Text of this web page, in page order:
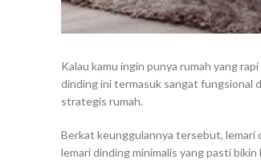
Kalau kamu ingin punya rumah yang
dinding ini termasuk sangat fungsional
strategis rumah.
Berkat keunggulannya tersebut, lemari
lemari dinding minimalis yang pasti